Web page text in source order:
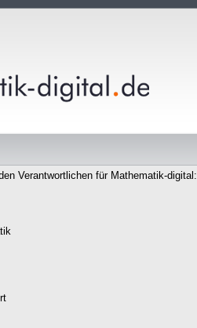
Verantwortlichen für Mathematik-digital: